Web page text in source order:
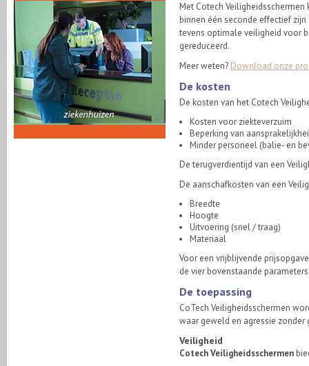
Met Cotech
binnen één seconde effectief
tevens optimale veiligheid voor
gereduceerd.
Meer weten? Download onze
De kosten
De kosten van het Cotech
Kosten voor ziekteverzuim
Beperking van
Minder personeel (balie- en
De terugverdientijd van een
De aanschafkosten van een
Breedte
Hoogte
Uitvoering (snel / traag)
Materiaal
Voor een vrijblijvende
de vier bovenstaande
De toepassing
CoTech Veiligheidsschermen
waar geweld en agressie
Veiligheid
Cotech Veiligheidsschermen